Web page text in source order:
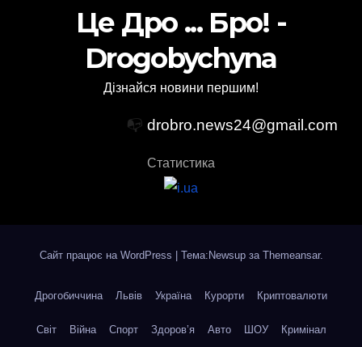
Це Дро ... Бро! -
Drogobychyna
Дізнайся новини першим!
📭 drobro.news24@gmail.com
Статистика
Сайт працює на WordPress | Тема:Newsup за Themeansar.
Дрогобиччина Львів Україна Курорти Криптовалюти
Світ Війна Спорт Здоров’я Авто ШОУ Кримінал